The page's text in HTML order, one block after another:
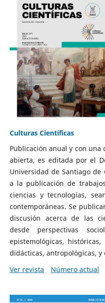
Culturas Científicas
Publicación anual y con
abierta, es editada por el
Universidad de Santiago de
a la publicación de
ciencias y tecnologías,
contemporáneas. Se
discusión acerca de las
desde perspectivas
epistemológicas,
didácticas, antropológicas, y
Ver revista
Número actual